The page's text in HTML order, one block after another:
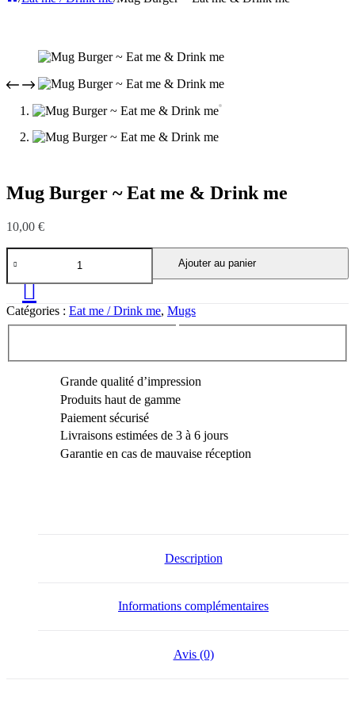
Mug Burger ~ Eat me & Drink me
10,00 €
quantité
de
Mug
Burger
~
Eat
Ajouter au panier
Catégories : Eat me / Drink me, Mugs
Grande qualité d’impression
Produits haut de gamme
Paiement sécurisé
Livraisons estimées de 3 à 6 jours
Garantie en cas de mauvaise réception
Description
Informations complémentaires
Avis (0)